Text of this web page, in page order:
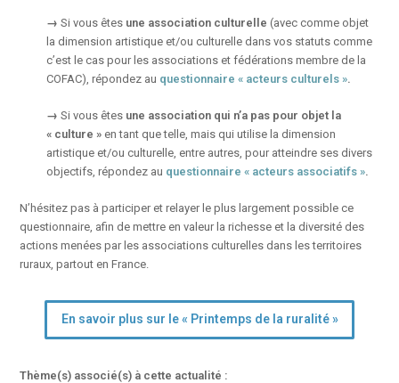
→ Si vous êtes une association culturelle (avec comme objet
la dimension artistique et/ou culturelle dans vos statuts comme
c’est le cas pour les associations et fédérations membre de la
COFAC), répondez au questionnaire « acteurs culturels ».
→ Si vous êtes une association qui n’a pas pour objet la
« culture » en tant que telle, mais qui utilise la dimension
artistique et/ou culturelle, entre autres, pour atteindre ses divers
objectifs, répondez au questionnaire « acteurs associatifs ».
N’hésitez pas à participer et relayer le plus largement possible ce
questionnaire, afin de mettre en valeur la richesse et la diversité des
actions menées par les associations culturelles dans les territoires
ruraux, partout en France.
En savoir plus sur le « Printemps de la ruralité »
Thème(s) associé(s) à cette actualité :